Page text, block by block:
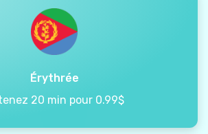
Érythrée
20 min pour 0.99$